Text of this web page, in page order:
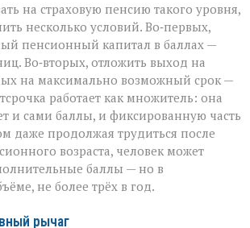
на страховую пенсию такого уровня,
несколько условий. Во‑первых,
пенсионный капитал в баллах —
Во‑вторых, отложить выход на
на максимально возможный срок —
работает как множитель: она
и сами баллы, и фиксированную часть
даже продолжая трудиться после
возраста, человек может
баллы — но в
не более трёх в год.
рычаг